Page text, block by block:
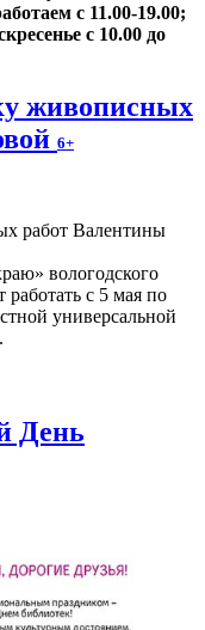
с 11.00-19.00;
с 10.00 до
живописных
6+
вологодского
с 5 мая по
универсальной
День